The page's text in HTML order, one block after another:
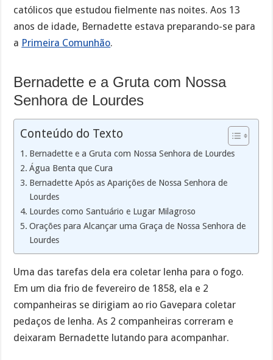
católicos que estudou fielmente nas noites. Aos 13
anos de idade, Bernadette estava preparando-se para
a Primeira Comunhão.
Bernadette e a Gruta com Nossa
Senhora de Lourdes
Conteúdo do Texto
Bernadette e a Gruta com Nossa Senhora de Lourdes
Água Benta que Cura
Bernadette Após as Aparições de Nossa Senhora de
Lourdes
Lourdes como Santuário e Lugar Milagroso
Orações para Alcançar uma Graça de Nossa Senhora de
Lourdes
Uma das tarefas dela era coletar lenha para o fogo.
Em um dia frio de fevereiro de 1858, ela e 2
companheiras se dirigiam ao rio Gavepara coletar
pedaços de lenha. As 2 companheiras correram e
deixaram Bernadette lutando para acompanhar.